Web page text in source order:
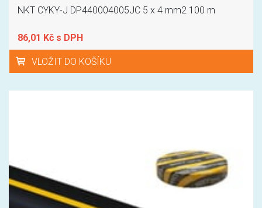
NKT CYKY-J DP440004005JC 5 x 4 mm2 100 m
86,01 Kč s DPH
VLOŽIT DO KOŠÍKU